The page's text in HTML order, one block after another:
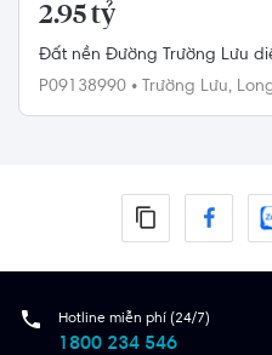
2.95 tỷ
Đất nền Đường Trường Lưu
hướng tây pháp lý sổ hồng.
P09138990 • Trường Lưu,
Hotline miễn phí (24/7)
1800 234 546